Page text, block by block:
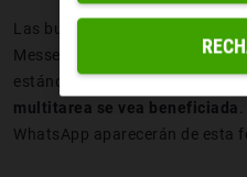
Las burbujas os sonarán a
Messenger de Facebook, pues
estándar para las
multitarea se vea beneficiada
WhatsApp aparecerán de esta